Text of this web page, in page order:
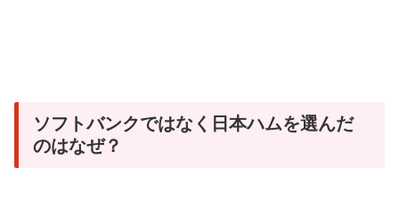
ソフトバンクではなく日本ハムを選んだ
のはなぜ？